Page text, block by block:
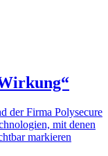
der Firma Polysecure
mit denen
markieren